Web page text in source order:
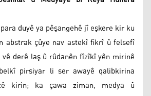
duyê ya pêşangehê jî eşkere kir ku
abstrak çûye nav astekî fikrî û felsefî
derê laş û rûdanên fîzîkî yên mirinê
pirsiyar li ser awayê qalibkirina
kirin; ka çawa ziman, medya û